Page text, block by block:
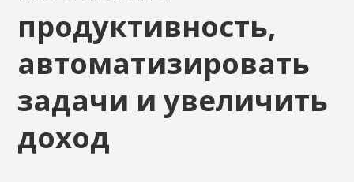
продуктивность,
автоматизировать
задачи и увеличить
доход